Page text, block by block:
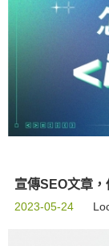
宣傳SEO文章
2023-05-24